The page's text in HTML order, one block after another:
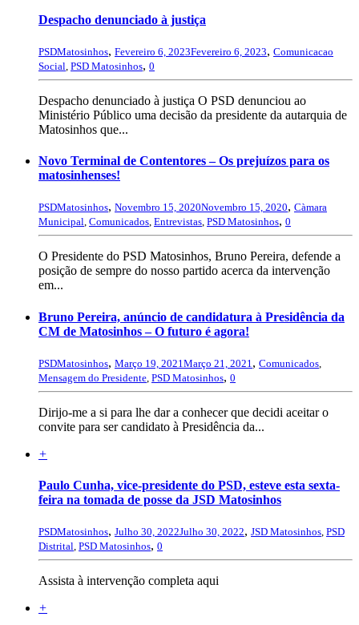
Despacho denunciado à justiça
PSDMatosinhos, Fevereiro 6, 2023Fevereiro 6, 2023, Comunicacao
Social PSD Matosinhos, 0
Despacho denunciado à justiça O PSD denunciou ao
Ministério Público uma decisão da presidente da autarquia de
Matosinhos que...
Novo Terminal de Contentores – Os prejuízos para os
matosinhenses!
PSDMatosinhos, Novembro 15, 2020Novembro 15, 2020, Càmara
Municipal, Comunicados, Entrevistas, PSD Matosinhos, 0
O Presidente do PSD Matosinhos, Bruno Pereira, defende a
posição de sempre do nosso partido acerca da intervenção
em...
Bruno Pereira, anúncio de candidatura à Presidência da
CM de Matosinhos – O futuro é agora!
PSDMatosinhos, Março 19, 2021 Março 21, 2021 , Comunicados
Mensagem do Presidente PSD Matosinhos, 0
Dirijo-me a si para lhe dar a conhecer que decidi aceitar o
convite para ser candidato à Presidência da...
+
Paulo Cunha, vice-presidente do PSD, esteve esta sexta-
feira na tomada de posse da JSD Matosinhos
PSDMatosinhos, Julho 30, 2022Julho 30, 2022, JSD Matosinhos, PSD
Distrital, PSD Matosinhos, 0
Assista à intervenção completa aqui
+